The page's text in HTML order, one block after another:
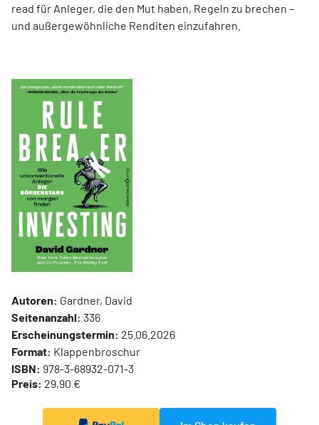
read für Anleger, die den Mut haben, Regeln zu brechen –
und außergewöhnliche Renditen einzufahren.
Autoren: Gardner, David
Seitenanzahl: 336
Erscheinungstermin: 25.06.2026
Format: Klappenbroschur
ISBN: 978-3-68932-071-3
Preis: 29,90 €